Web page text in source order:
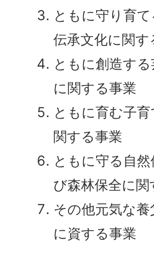
ともに守り育て
伝承文化に関す
ともに創造す
に関する事業
ともに育む子
関する事業
ともに守る自然
び森林保全に関
その他元気な養
に資する事業